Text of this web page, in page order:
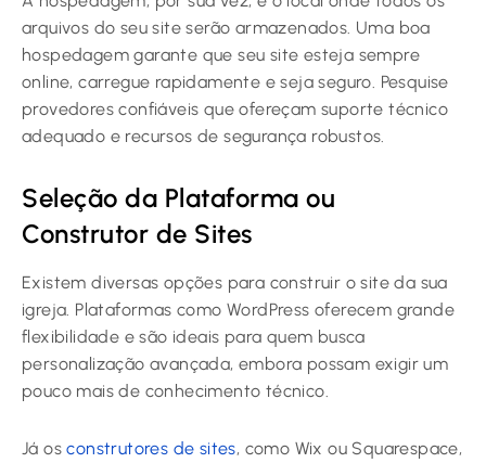
arquivos do seu site serão armazenados. Uma boa
hospedagem garante que seu site esteja sempre
online, carregue rapidamente e seja seguro. Pesquise
provedores confiáveis que ofereçam suporte técnico
adequado e recursos de segurança robustos.
Seleção da Plataforma ou
Construtor de Sites
Existem diversas opções para construir o site da sua
igreja. Plataformas como WordPress oferecem grande
flexibilidade e são ideais para quem busca
personalização avançada, embora possam exigir um
pouco mais de conhecimento técnico.
Já osconstrutores de sites, como Wix ou Squarespace,